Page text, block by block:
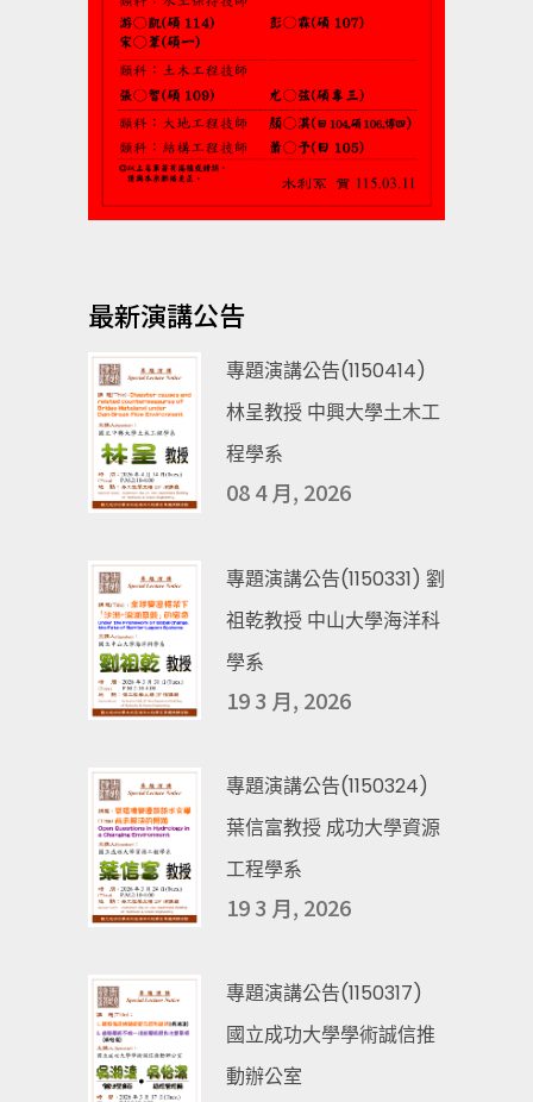
最新演講公告
專題演講公告(1150414)
林呈教授 中興大學土木工
程學系
08 4 月, 2026
專題演講公告(1150331) 劉
祖乾教授 中山大學海洋科
學系
19 3 月, 2026
專題演講公告(1150324)
葉信富教授 成功大學資源
工程學系
19 3 月, 2026
專題演講公告(1150317)
國立成功大學學術誠信推
動辦公室